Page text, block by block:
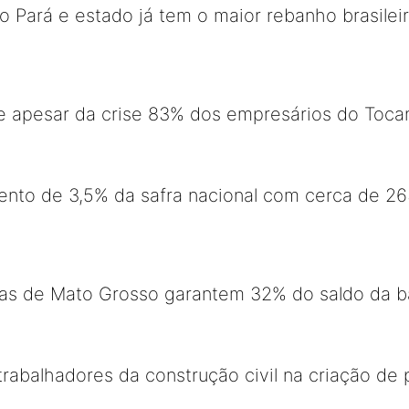
Pará e estado já tem o maior rebanho
apesar da crise 83% dos empresários do
de 3,5% da safra nacional com cerca de
de Mato Grosso garantem 32% do saldo da
da construção civil na criação de